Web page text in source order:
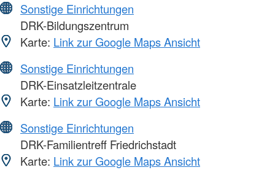
Sonstige Einrichtungen
DRK-Bildungszentrum
Karte: Link zur Google Maps Ansicht
Sonstige Einrichtungen
DRK-Einsatzleitzentrale
Karte: Link zur Google Maps Ansicht
Sonstige Einrichtungen
DRK-Familientreff Friedrichstadt
Karte: Link zur Google Maps Ansicht